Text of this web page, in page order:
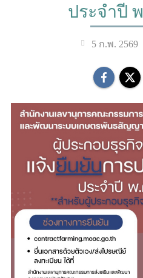
ประจำปี
5 ก.พ. 2569